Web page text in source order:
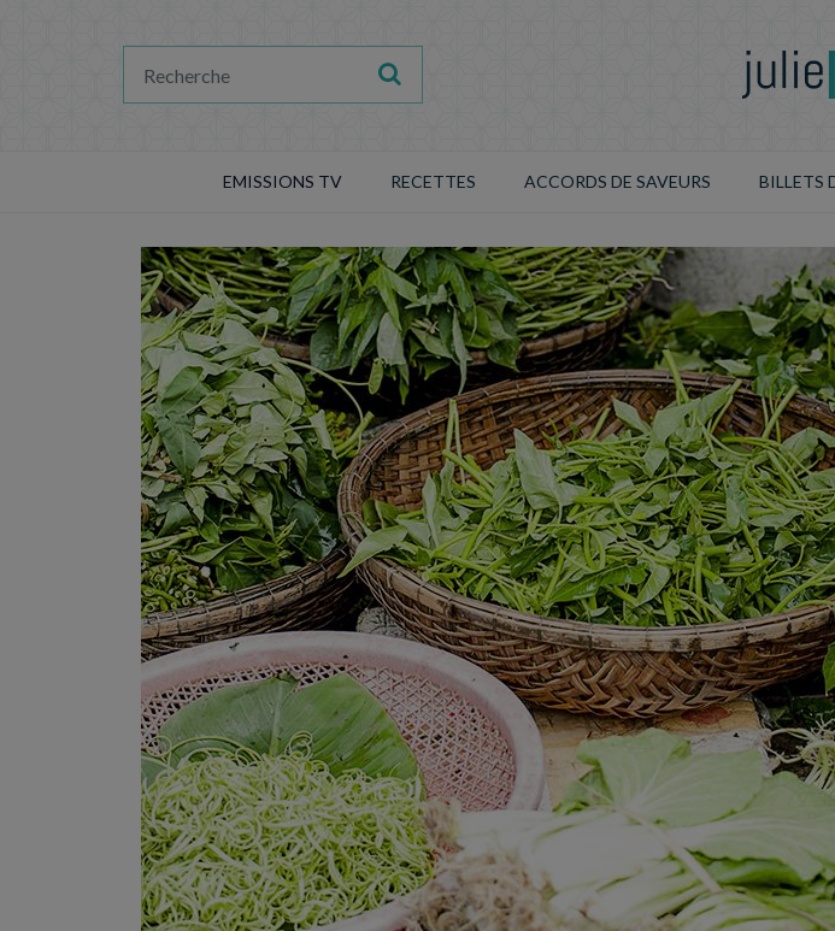
EMISSIONS TV RECETTES ACCORDS DE SAVEURS BILLETS